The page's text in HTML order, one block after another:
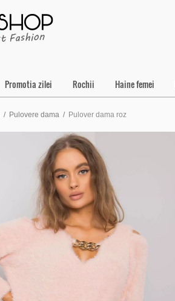
Promotia zilei Rochii Haine femei
/ Pulovere dama / Pulover dama roz